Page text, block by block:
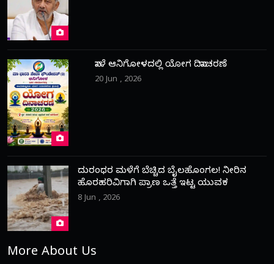
ನಾಳೆ ಆನಿಗೋಳದಲ್ಲಿ ಯೋಗ ದಿನಾಚರಣೆ
20 Jun , 2026
ದುರಂಧರ ಮಳೆಗೆ ಬೆಚ್ಚಿದ ಬೈಲಹೊಂಗಲ! ನೀರಿನ
ಹೊರಹರಿವಿಗಾಗಿ ಪ್ರಾಣ ಒತ್ತೆ ಇಟ್ಟ ಯುವಕ
8 Jun , 2026
More About Us